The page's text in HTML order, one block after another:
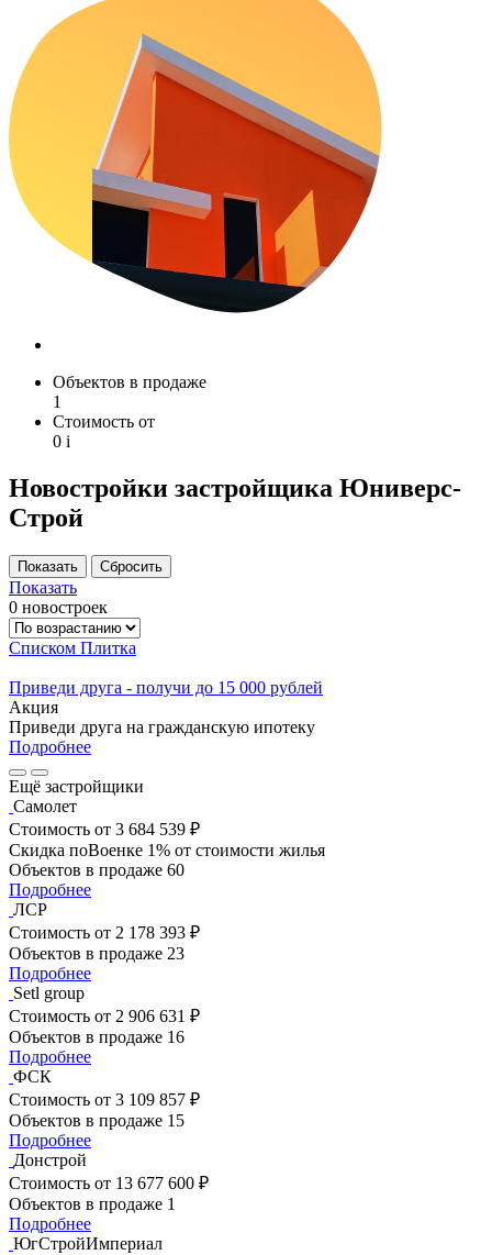
Объектов в продаже
1
Стоимость от
0 i
Новостройки застройщика Юниверс-
Строй
Показать
0 новостроек
Списком Плитка
Приведи друга - получи до 15 000 рублей
Акция
Приведи друга на гражданскую ипотеку
Подробнее
Ещё застройщики
Самолет
Стоимость от 3 684 539 ₽
Скидка поВоенке 1% от стоимости жилья
Объектов в продаже 60
Подробнее
ЛСР
Стоимость от 2 178 393 ₽
Объектов в продаже 23
Подробнее
Setl group
Стоимость от 2 906 631 ₽
Объектов в продаже 16
Подробнее
ФСК
Стоимость от 3 109 857 ₽
Объектов в продаже 15
Подробнее
Донстрой
Стоимость от 13 677 600 ₽
Объектов в продаже 1
Подробнее
ЮгСтройИмпериал